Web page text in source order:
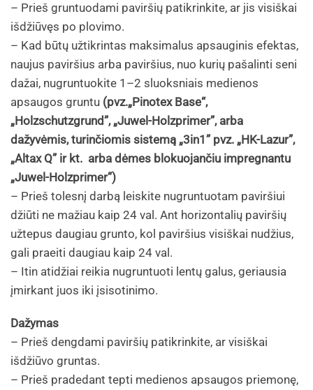
– Prieš gruntuodami paviršių patikrinkite, ar jis visiškai
išdžiūvęs po plovimo.
– Kad būtų užtikrintas maksimalus apsauginis efektas,
naujus paviršius arba paviršius, nuo kurių pašalinti seni
dažai, nugruntuokite 1–2 sluoksniais medienos
apsaugos gruntu (pvz.„Pinotex Base“,
„Holzschutzgrund”, „Juwel-Holzprimer”, arba
dažyvėmis, turinčiomis sistemą „3in1” pvz. „HK-Lazur”,
„Altax Q” ir kt. arba dėmes blokuojančiu impregnantu
„Juwel-Holzprimer”)
– Prieš tolesnį darbą leiskite nugruntuotam paviršiui
džiūti ne mažiau kaip 24 val. Ant horizontalių paviršių
užtepus daugiau grunto, kol paviršius visiškai nudžius,
gali praeiti daugiau kaip 24 val.
– Itin atidžiai reikia nugruntuoti lentų galus, geriausia
įmirkant juos iki įsisotinimo.
Dažymas
– Prieš dengdami paviršių patikrinkite, ar visiškai
išdžiūvo gruntas.
– Prieš pradedant tepti medienos apsaugos priemonę,